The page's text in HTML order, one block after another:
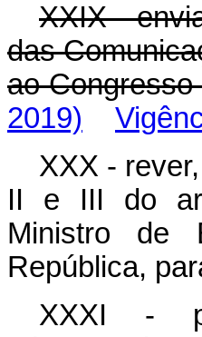
XXIX -
das
ao Congresso
2019)
XXX -
II e III do
Ministro de
República,
XXXI -